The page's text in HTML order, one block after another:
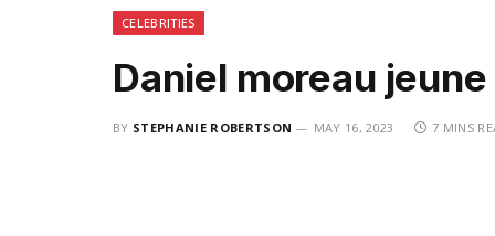
CELEBRITIES
Daniel moreau jeune
BY STEPHANIE ROBERTSON MAY 16, 2023 7 MINS